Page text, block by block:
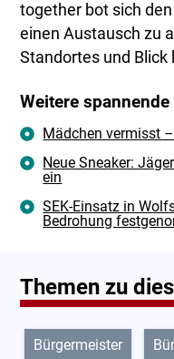
together bot sich
einen Austausch zu
Standortes und Blick
Weitere spannende
Mädchen vermisst
Neue Sneaker:
ein
SEK-Einsatz in
Bedrohung
Themen zu
Bürgermeister